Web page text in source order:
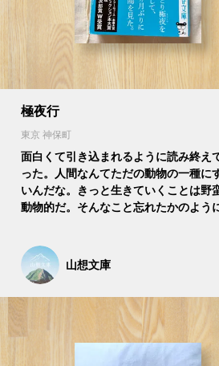
極夜行
東京 神保町
面白くて引き込まれるように読み終え
った。人間なんてただの動物の一種に
いんだな。きっと生きていくことは野
動物的だ。そんなこと忘れたかのよう
山想文庫